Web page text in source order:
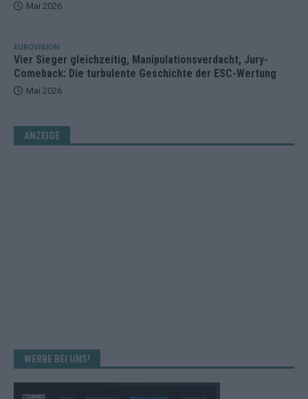
Mai 2026
EUROVISION
Vier Sieger gleichzeitig, Manipulationsverdacht, Jury-
Comeback: Die turbulente Geschichte der ESC-Wertung
Mai 2026
ANZEIGE
WERBE BEI UNS!